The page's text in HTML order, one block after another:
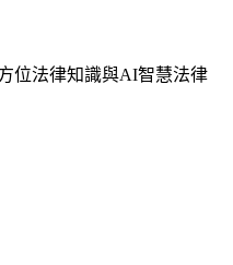
位法律知識與AI智慧法律